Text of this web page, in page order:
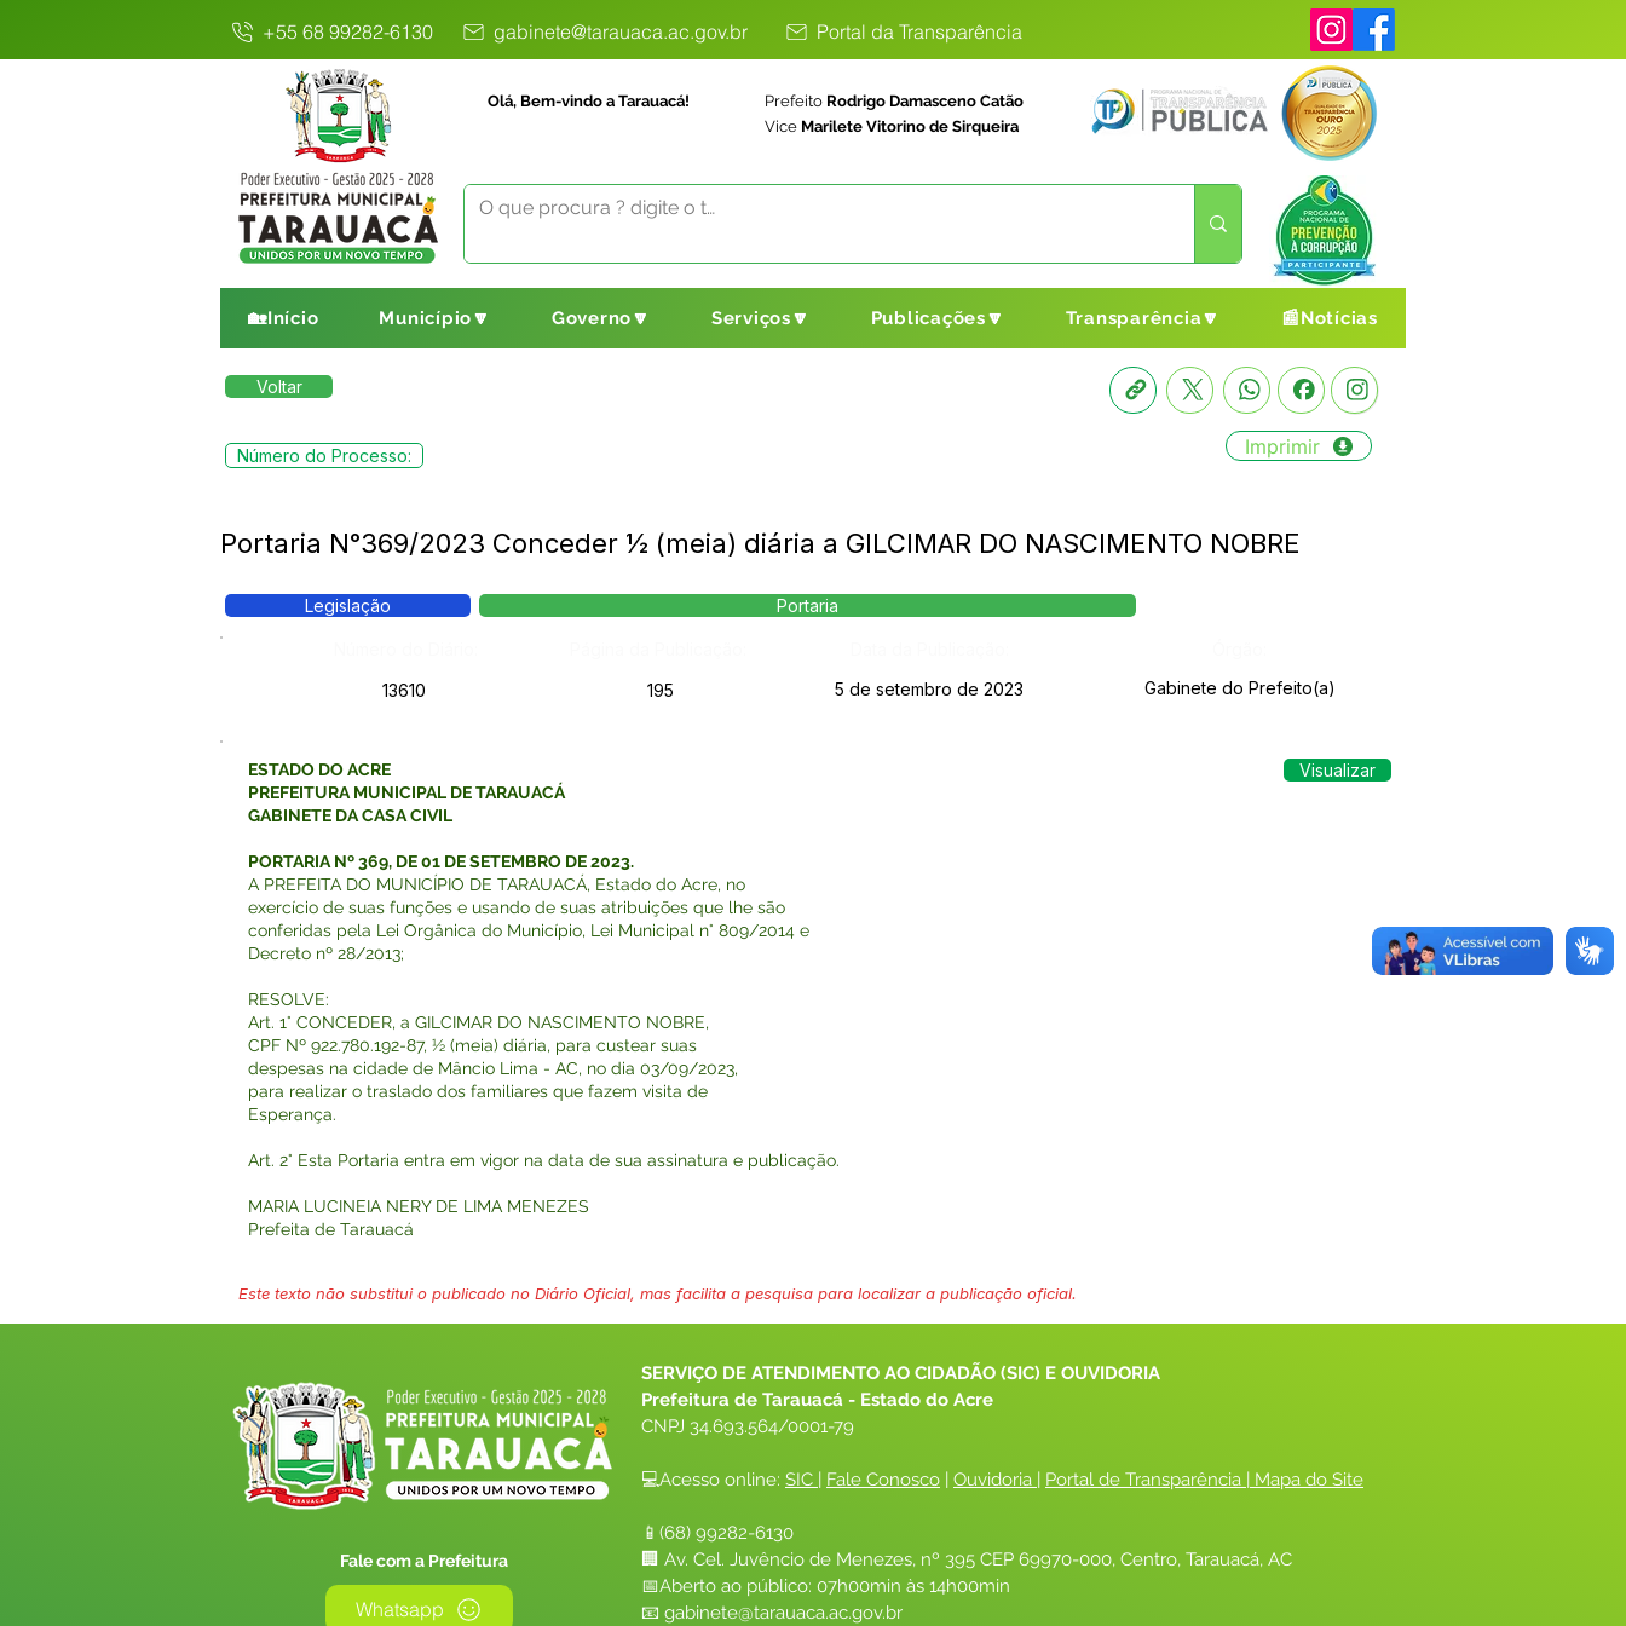
+55 68 99282-6130 gabinete@tarauaca.ac.gov.br Portal da Transparência
Olá, Bem-vindo a Tarauacá! Prefeito Rodrigo Damasceno Catão
Vice Marilete Vitorino de Sirqueira
🏡Início Município🔽 Governo🔽 Serviços🔽 Publicações🔽 Transparência🔽 📰Notícias
Voltar
Número do Processo: Imprimir
Portaria N°369/2023 Conceder ½ (meia) diária a GILCIMAR DO NASCIMENTO NOBRE
Legislação Portaria
13610
195 5 de setembro de 2023 Gabinete do Prefeito(a)
ESTADO DO ACRE
PREFEITURA MUNICIPAL DE TARAUACÁ
GABINETE DA CASA CIVIL
PORTARIA Nº 369, DE 01 DE SETEMBRO DE 2023.
A PREFEITA DO MUNICÍPIO DE TARAUACÁ, Estado do Acre, no
exercício de suas funções e usando de suas atribuições que lhe são
conferidas pela Lei Orgânica do Município, Lei Municipal n° 809/2014 e
Decreto nº 28/2013;
RESOLVE:
Art. 1° CONCEDER, a GILCIMAR DO NASCIMENTO NOBRE,
CPF Nº 922.780.192-87, ½ (meia) diária, para custear suas
despesas na cidade de Mâncio Lima - AC, no dia 03/09/2023,
para realizar o traslado dos familiares que fazem visita de
Esperança.
Art. 2° Esta Portaria entra em vigor na data de sua assinatura e publicação.
MARIA LUCINEIA NERY DE LIMA MENEZES
Prefeita de Tarauacá
Visualizar
Este texto não substitui o publicado no Diário Oficial, mas facilita a pesquisa para localizar a publicação oficial.
Fale com a Prefeitura
Whatsapp
SERVIÇO DE ATENDIMENTO AO CIDADÃO (SIC) E OUVIDORIA
Prefeitura de Tarauacá - Estado do Acre
CNPJ 34.693.564/0001-79
💻Acesso online: SIC | Fale Conosco | Ouvidoria | Portal de Transparência | Mapa do Site
📱(68) 99282-6130
🏢 Av. Cel. Juvêncio de Menezes, nº 395 CEP 69970-000, Centro, Tarauacá, AC
📅Aberto ao público: 07h00min às 14h00min
📧 gabinete@tarauaca.ac.gov.br